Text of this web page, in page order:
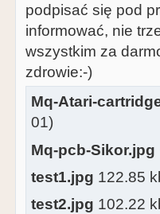
podpisać się pod
informować, nie
wszystkim za
zdrowie:-)
Mq-Atari-
01)
Mq-pcb-Sikor.jpg
test1.jpg 122.85
test2.jpg 102.22